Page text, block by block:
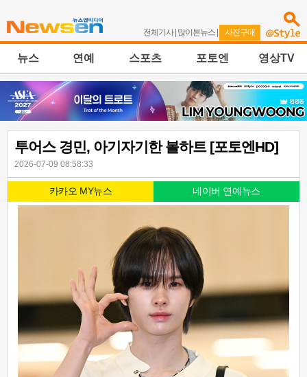
전체기사| 많이본뉴스 | 사진구매
뉴스 연예 스포츠 포토엔 영상TV
투어스 경민, 아기자기한 볼하트 [포토엔HD]
2026-07-09 08:58:33
카카오 MY뉴스 네이버 연예뉴스